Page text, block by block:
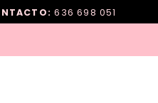
636 698 051